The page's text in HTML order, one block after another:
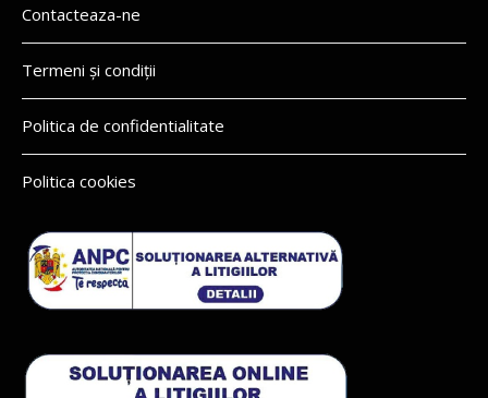
Contacteaza-ne
Termeni și condiții
Politica de confidentialitate
Politica cookies